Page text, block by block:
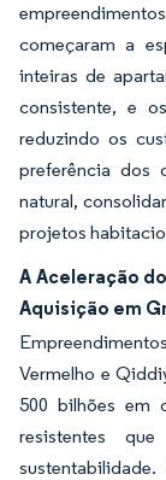
começaram a
inteiras de
consistente, e
reduzindo os
preferência dos
natural,
projetos
A Aceleração
Aquisição em
Vermelho e
500 bilhões em
resistentes